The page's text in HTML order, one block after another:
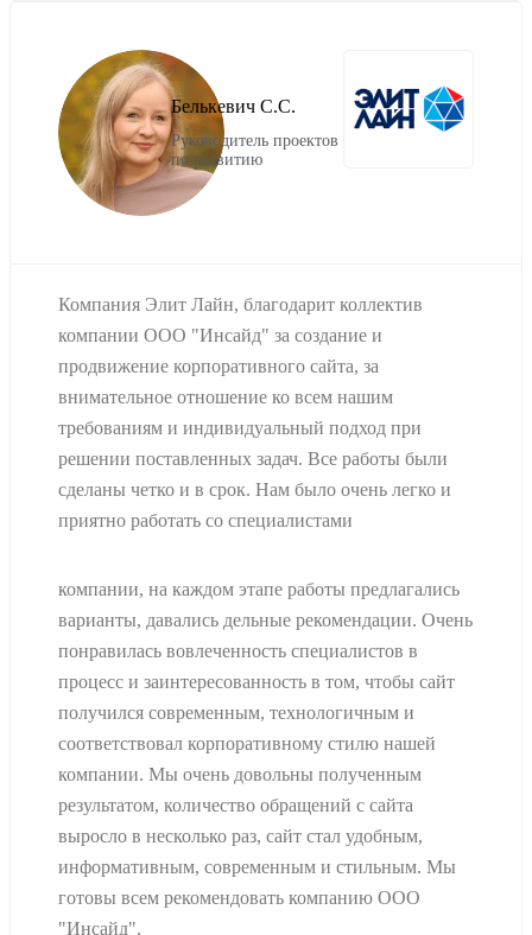
Белькевич С.С.
Руководитель проектов
по развитию
Компания Элит Лайн, благодарит коллектив
компании ООО "Инсайд" за создание и
продвижение корпоративного сайта, за
внимательное отношение ко всем нашим
требованиям и индивидуальный подход при
решении поставленных задач. Все работы были
сделаны четко и в срок. Нам было очень легко и
приятно работать со специалистами
компании, на каждом этапе работы предлагались
варианты, давались дельные рекомендации. Очень
понравилась вовлеченность специалистов в
процесс и заинтересованность в том, чтобы сайт
получился современным, технологичным и
соответствовал корпоративному стилю нашей
компании. Мы очень довольны полученным
результатом, количество обращений с сайта
выросло в несколько раз, сайт стал удобным,
информативным, современным и стильным. Мы
готовы всем рекомендовать компанию ООО
"Инсайд".